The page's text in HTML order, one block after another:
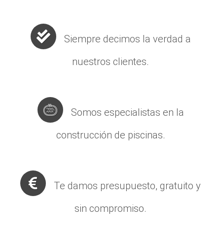
Siempre decimos la verdad a
nuestros clientes.
Somos especialistas en la
construcción de piscinas.
Te damos presupuesto, gratuito y
sin compromiso.